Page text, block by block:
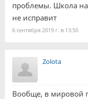
проблемы. Школа на
не исправит
6 сентября 2019 г. в 13:50
Zolota
Вообще, в мировой